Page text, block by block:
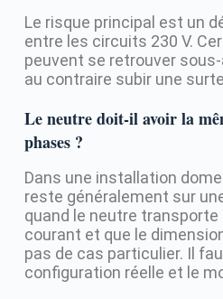
Le risque principal est un
entre les circuits 230 V.
peuvent se retrouver
au contraire subir une
Le neutre doit-il avoir la
phases ?
Dans une installation
reste généralement sur
quand le neutre transporte
courant et que le
pas de cas particulier. Il
configuration réelle et le